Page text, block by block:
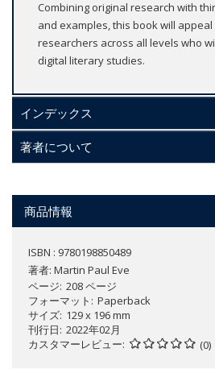
Combining original research with
and examples, this book will
researchers across all levels who
digital literary studies.
インデックス
著者について
商品情報
ISBN : 9780198850489
著者: Martin Paul Eve
ページ 208 ページ
フォーマット
Paperback
サイズ 129 x 196 mm
刊行日 2022年02月
カスタマーレビュー
(0)